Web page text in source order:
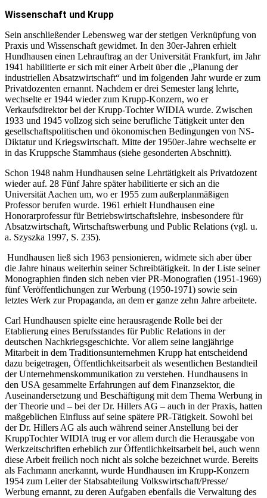
Wissenschaft und Krupp
Sein anschließender Lebensweg war der stetigen Verknüpfung von
Praxis und Wissenschaft gewidmet. In den 30er-Jahren erhielt
Hundhausen einen Lehrauftrag an der Universität Frankfurt, im Jahr
1941 habilitierte er sich mit einer Arbeit über die „Planung der
industriellen Absatzwirtschaft“ und im folgenden Jahr wurde er zum
Privatdozenten ernannt. Nachdem er drei Semester lang lehrte,
wechselte er 1944 wieder zum Krupp-Konzern, wo er
Verkaufsdirektor bei der Krupp-Tochter WIDIA wurde. Zwischen
1933 und 1945 vollzog sich seine berufliche Tätigkeit unter den
gesellschaftspolitischen und ökonomischen Bedingungen von NS-
Diktatur und Kriegswirtschaft. Mitte der 1950er-Jahre wechselte er
in das Kruppsche Stammhaus (siehe gesonderten Abschnitt).
Schon 1948 nahm Hundhausen seine Lehrtätigkeit als Privatdozent
wieder auf. 28 Fünf Jahre später habilitierte er sich an die
Universität Aachen um, wo er 1955 zum außerplanmäßigen
Professor berufen wurde. 1961 erhielt Hundhausen eine
Honorarprofessur für Betriebswirtschaftslehre, insbesondere für
Absatzwirtschaft, Wirtschaftswerbung und Public Relations (vgl. u.
a. Szyszka 1997, S. 235).
Hundhausen ließ sich 1963 pensionieren, widmete sich aber über
die Jahre hinaus weiterhin seiner Schreibtätigkeit. In der Liste seiner
Monographien finden sich neben vier PR-Monografien (1951-1969)
fünf Veröffentlichungen zur Werbung (1950-1971) sowie sein
letztes Werk zur Propaganda, an dem er ganze zehn Jahre arbeitete.
Carl Hundhausen spielte eine herausragende Rolle bei der
Etablierung eines Berufsstandes für Public Relations in der
deutschen Nachkriegsgeschichte. Vor allem seine langjährige
Mitarbeit in dem Traditionsunternehmen Krupp hat entscheidend
dazu beigetragen, Öffentlichkeitsarbeit als wesentlichen Bestandteil
der Unternehmenskommunikation zu verstehen. Hundhausens in
den USA gesammelte Erfahrungen auf dem Finanzsektor, die
Auseinandersetzung und Beschäftigung mit dem Thema Werbung in
der Theorie und – bei der Dr. Hillers AG – auch in der Praxis, hatten
maßgeblichen Einfluss auf seine spätere PR-Tätigkeit. Sowohl bei
der Dr. Hillers AG als auch während seiner Anstellung bei der
KruppTochter WIDIA trug er vor allem durch die Herausgabe von
Werkzeitschriften erheblich zur Öffentlichkeitsarbeit bei, auch wenn
diese Arbeit freilich noch nicht als solche bezeichnet wurde. Bereits
als Fachmann anerkannt, wurde Hundhausen im Krupp-Konzern
1954 zum Leiter der Stabsabteilung Volkswirtschaft/Presse/
Werbung ernannt, zu deren Aufgaben ebenfalls die Verwaltung des